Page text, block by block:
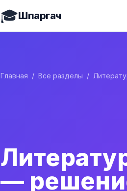
🎓Шпаргач
Главная / Все разделы /
—